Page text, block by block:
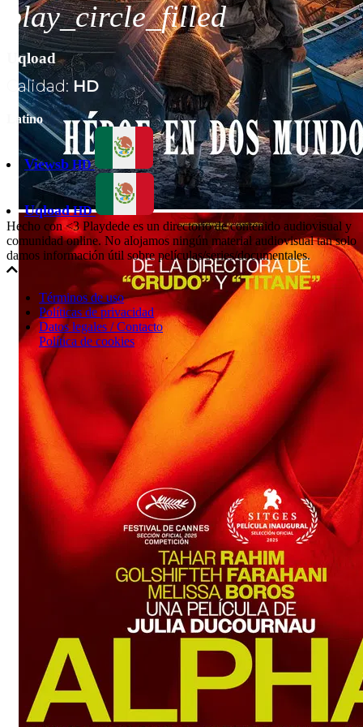
play_circle_filled
Uqload
Calidad:HD
Latino
Viewsb HD
Uqload HD
Hecho con <3 Playdede es un directorio de contenido audiovisual y
comunidad online. No alojamos ningún material audiovisual tan solo
damos información útil sobre películas/series/documentales.
Términos de uso
Políticas de privacidad
Datos legales / Contacto
Política de cookies